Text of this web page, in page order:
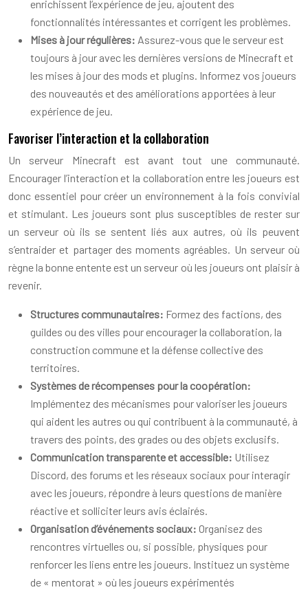
enrichissent l’expérience de jeu, ajoutent des
fonctionnalités intéressantes et corrigent les problèmes.
Mises à jour régulières: Assurez-vous que le serveur est
toujours à jour avec les dernières versions de Minecraft et
les mises à jour des mods et plugins. Informez vos joueurs
des nouveautés et des améliorations apportées à leur
expérience de jeu.
Favoriser l’interaction et la collaboration
Un serveur Minecraft est avant tout une communauté.
Encourager l’interaction et la collaboration entre les joueurs est
donc essentiel pour créer un environnement à la fois convivial
et stimulant. Les joueurs sont plus susceptibles de rester sur
un serveur où ils se sentent liés aux autres, où ils peuvent
s’entraider et partager des moments agréables. Un serveur où
règne la bonne entente est un serveur où les joueurs ont plaisir à
revenir.
Structures communautaires: Formez des factions, des
guildes ou des villes pour encourager la collaboration, la
construction commune et la défense collective des
territoires.
Systèmes de récompenses pour la coopération:
Implémentez des mécanismes pour valoriser les joueurs
qui aident les autres ou qui contribuent à la communauté, à
travers des points, des grades ou des objets exclusifs.
Communication transparente et accessible: Utilisez
Discord, des forums et les réseaux sociaux pour interagir
avec les joueurs, répondre à leurs questions de manière
réactive et solliciter leurs avis éclairés.
Organisation d’événements sociaux: Organisez des
rencontres virtuelles ou, si possible, physiques pour
renforcer les liens entre les joueurs. Instituez un système
de « mentorat » où les joueurs expérimentés